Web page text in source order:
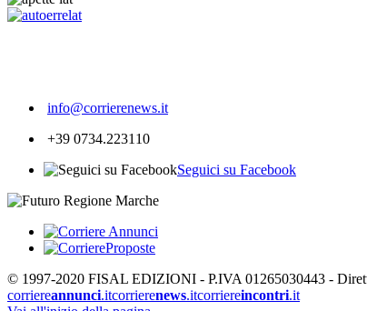
info@corrierenews.it
+39 0734.223110
Seguici su Facebook
© 1997-2020 FISAL EDIZIONI - P.IVA 01265030443 -
corriereannunci.itcorrierenews.itcorriereincontri.it